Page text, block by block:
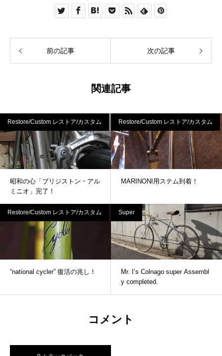
前の記事 次の記事
関連記事
Restore/Custom レストア/カスタム
昭和の心「ブリジストン・アル
ミニオ」完了！
Restore/Custom レストア/カスタム
MARINONI用ステム到着！
Restore/Custom レストア/カスタム
“national cycler” 復活の兆し！
Super
Mr. I’s Colnago super Assembl
y completed.
コメント